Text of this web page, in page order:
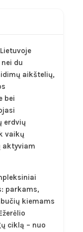
du
aikštelių,
bei
erdvių
vaikų
aktyviam
parkams,
kiemams
ciklą – nuo